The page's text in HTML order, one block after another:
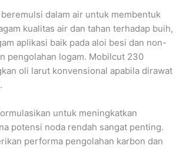
dalam air untuk membentuk
kualitas air dan tahan terhadap buih,
aplikasi baik pada aloi besi dan non-
pengolahan logam. Mobilcut 230
oli larut konvensional apabila dirawat
untuk meningkatkan
potensi noda rendah sangat penting.
performa pengolahan karbon dan